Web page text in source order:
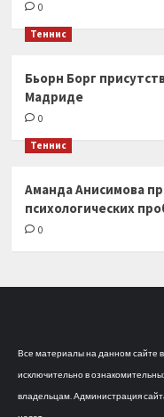
0
Теннис
Бьорн Борг
Мадриде
0
Теннис
Аманда Анисимова
психологических
0
Все материалы на данном сайте
исключительно в
владельцам. Администрация